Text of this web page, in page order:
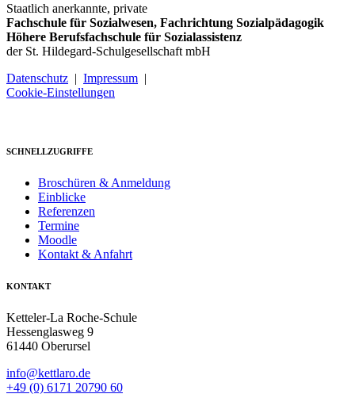
Staatlich anerkannte, private
Fachschule für Sozialwesen, Fachrichtung Sozialpädagogik
Höhere Berufsfachschule für Sozialassistenz
der St. Hildegard-Schulgesellschaft mbH
Datenschutz | Impressum |
Cookie-Einstellungen
SCHNELLZUGRIFFE
Broschüren & Anmeldung
Einblicke
Referenzen
Termine
Moodle
Kontakt & Anfahrt
KONTAKT
Ketteler-La Roche-Schule
Hessenglasweg 9
61440 Oberursel
info@kettlaro.de
+49 (0) 6171 20790 60